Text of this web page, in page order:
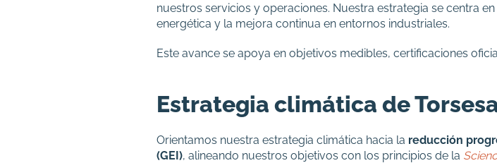
nuestros servicios y operaciones. Nuestra estrategia se centra en
energética y la mejora continua en entornos industriales.
Este avance se apoya en objetivos medibles, certificaciones
Estrategia climática de
Orientamos nuestra estrategia climática hacia la reducción
(GEI), alineando nuestros objetivos con los principios de la